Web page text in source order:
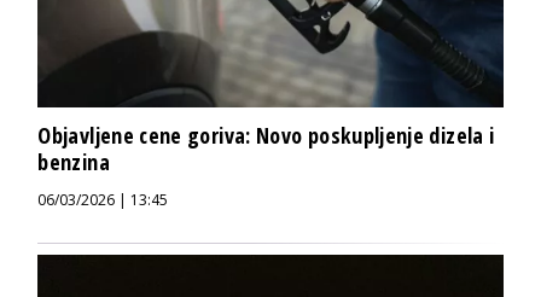
Objavljene cene goriva: Novo poskupljenje dizela i
benzina
06/03/2026 | 13:45